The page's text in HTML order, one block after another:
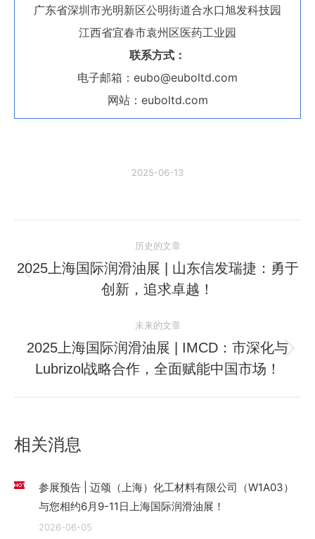
广东省深圳市光明新区公明街道合水口旭发科技园
江西省宜春市袁州区医药工业园
联系方式：
电子邮箱：eubo@euboltd.com
网站：euboltd.com
2025-06-13
章
历史的文章
历
史
章：
2025上海国际润滑油展 | 山东信发瑞捷：勇于
创新，追求卓越！
未来的文章
未
来
的
2025上海国际润滑油展 | IMCD：市深化与
Lubrizol战略合作，全面赋能中国市场！
相关消息
参展预告 | 迈颂（上海）化工材料有限公司（W1A03）
与您相约6月9-11日上海国际润滑油展！
2026-06-05